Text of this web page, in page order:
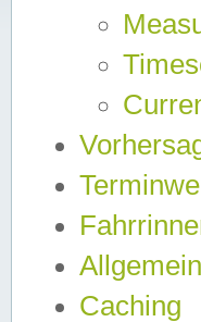
Caching